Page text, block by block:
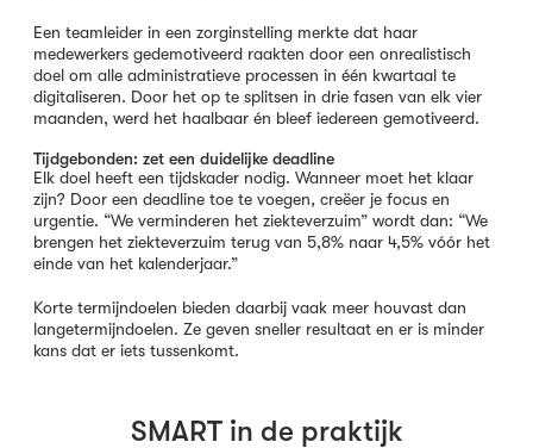
Een teamleider in een zorginstelling merkte dat haar
medewerkers gedemotiveerd raakten door een onrealistisch
doel om alle administratieve processen in één kwartaal te
digitaliseren. Door het op te splitsen in drie fasen van elk vier
maanden, werd het haalbaar én bleef iedereen gemotiveerd.
Tijdgebonden: zet een duidelijke deadline
Elk doel heeft een tijdskader nodig. Wanneer moet het klaar
zijn? Door een deadline toe te voegen, creëer je focus en
urgentie. “We verminderen het ziekteverzuim” wordt dan: “We
brengen het ziekteverzuim terug van 5,8% naar 4,5% vóór het
einde van het kalenderjaar.”
Korte termijndoelen bieden daarbij vaak meer houvast dan
langetermijndoelen. Ze geven sneller resultaat en er is minder
kans dat er iets tussenkomt.
SMART in de praktijk